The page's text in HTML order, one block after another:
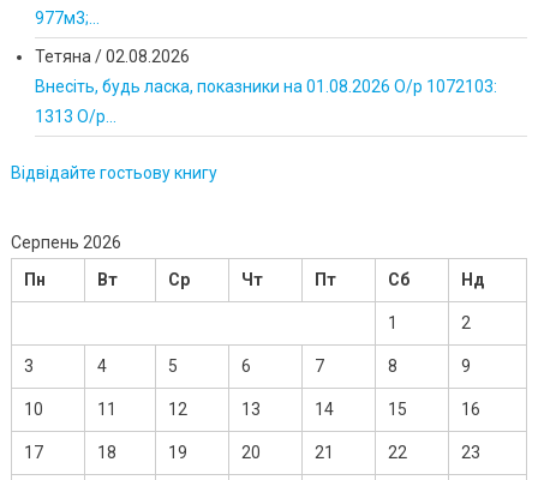
977м3;...
Тетяна /02.08.2026
Внесіть, будь ласка, показники на 01.08.2026 О/р 1072103:
1313 О/р...
Відвідайте гостьову книгу
Серпень 2026
Пн
Вт Ср Чт Пт Сб Нд
1 2
3 4 5 6 7 8 9
10 11 12 13 14 15 16
17 18 19 20 21 22 23